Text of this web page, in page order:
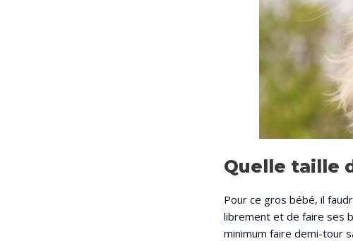
Quelle taille
Pour ce gros bébé, il
librement et de faire ses
minimum faire demi-tour